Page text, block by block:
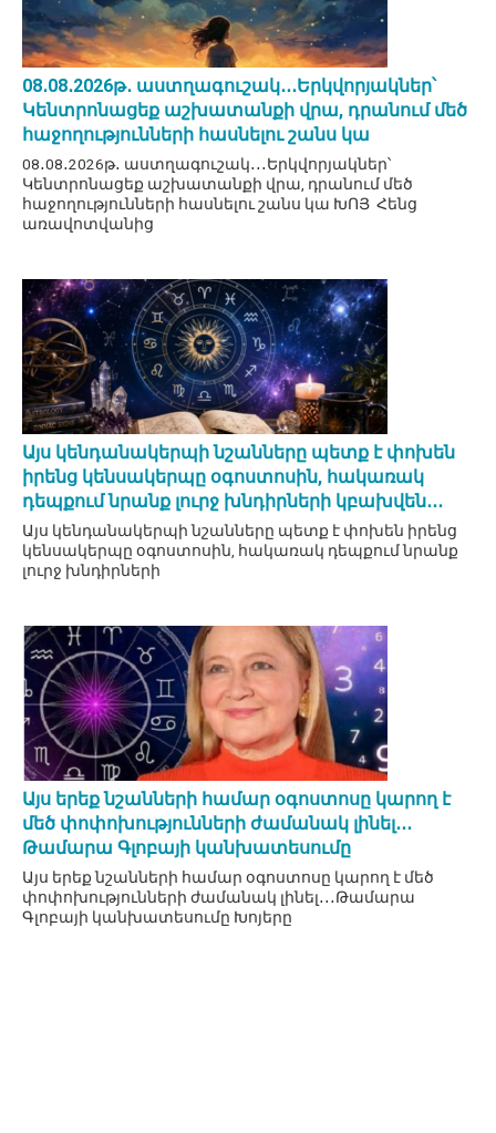
08․08․2026թ․ աստղագուշակ․․․Երկվորյակներ՝
Կենտրոնացեք աշխատանքի վրա, դրանում մեծ
հաջողությունների հասնելու շանս կա
08․08․2026թ․ աստղագուշակ․․․Երկվորյակներ՝
Կենտրոնացեք աշխատանքի վրա, դրանում մեծ
հաջողությունների հասնելու շանս կա ԽՈՅ Հենց
առավոտվանից
Այս կենդանակերպի նշանները պետք է փոխեն
իրենց կենսակերպը օգոստոսին, հակառակ
դեպքում նրանք լուրջ խնդիրների կբախվեն․․․
Այս կենդանակերպի նշանները պետք է փոխեն իրենց
կենսակերպը օգոստոսին, հակառակ դեպքում նրանք
լուրջ խնդիրների
Այս երեք նշանների համար օգոստոսը կարող է
մեծ փոփոխությունների ժամանակ լինել․․․
Թամարա Գլոբայի կանխատեսումը
Այս երեք նշանների համար օգոստոսը կարող է մեծ
փոփոխությունների ժամանակ լինել․․․Թամարա
Գլոբայի կանխատեսումը Խոյերը